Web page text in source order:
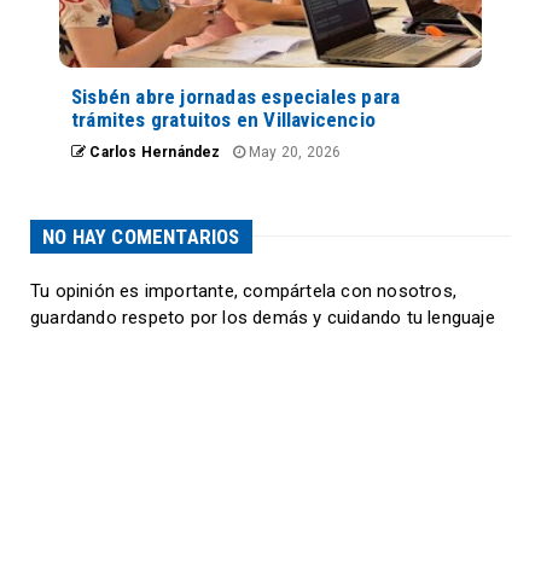
Sisbén abre jornadas especiales para
trámites gratuitos en Villavicencio
Carlos Hernández May 20, 2026
NO HAY COMENTARIOS
Tu opinión es importante, compártela con nosotros,
guardando respeto por los demás y cuidando tu lenguaje